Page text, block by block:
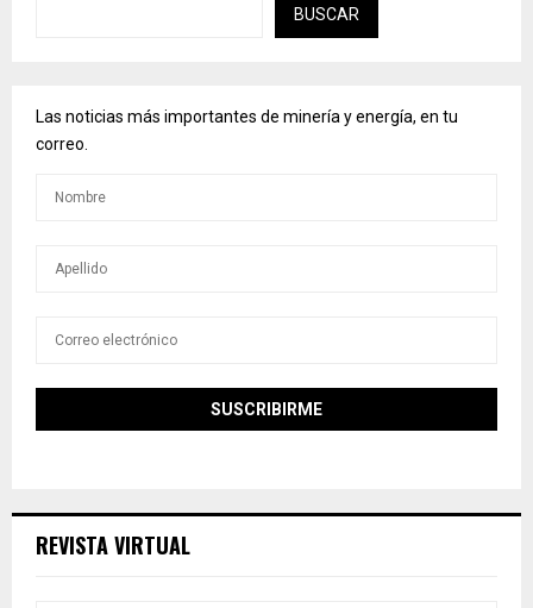
BUSCAR
Las noticias más importantes de minería y energía, en tu
correo.
REVISTA VIRTUAL